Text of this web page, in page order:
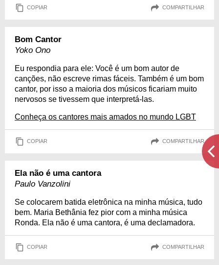
COPIAR COMPARTILHAR
Bom Cantor
Yoko Ono
Eu respondia para ele: Você é um bom autor de
canções, não escreve rimas fáceis. Também é um bom
cantor, por isso a maioria dos músicos ficariam muito
nervosos se tivessem que interpretá-las.
Conheça os cantores mais amados no mundo LGBT
COPIAR COMPARTILHAR
Ela não é uma cantora
Paulo Vanzolini
Se colocarem batida eletrônica na minha música, tudo
bem. Maria Bethânia fez pior com a minha música
Ronda. Ela não é uma cantora, é uma declamadora.
COPIAR COMPARTILHAR